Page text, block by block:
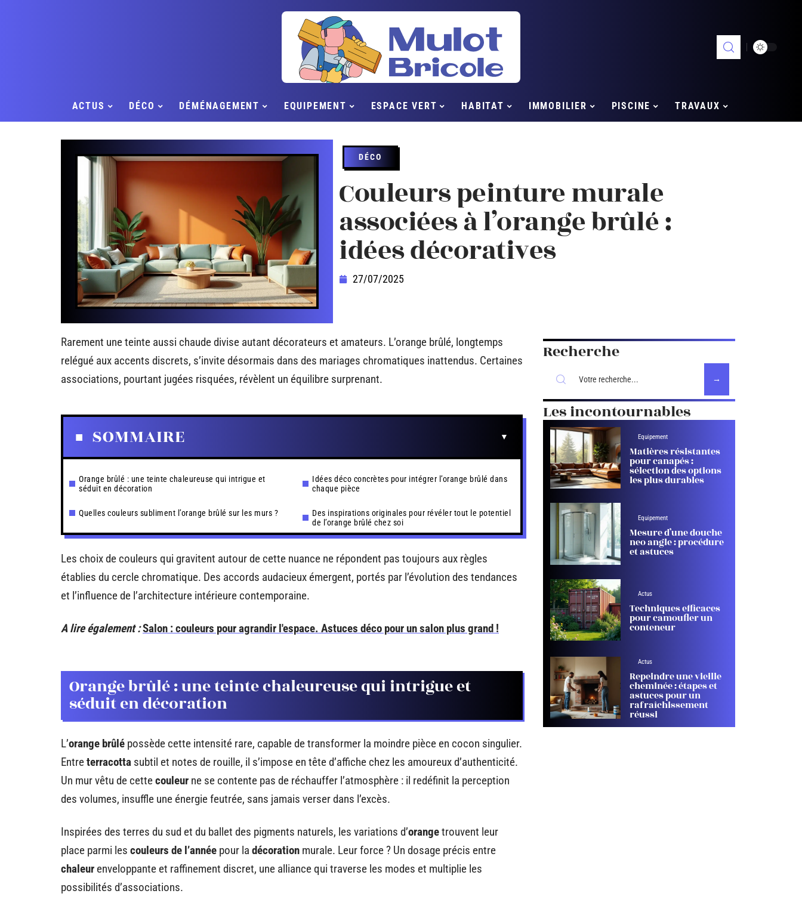
ACTUS DÉCO DÉMÉNAGEMENT EQUIPEMENT ESPACE VERT HABITAT IMMOBILIER PISCINE TRAVAUX
DÉCO
Couleurs peinture murale
associées à l’orange brûlé :
idées décoratives
27/07/2025
Rarement une teinte aussi chaude divise autant décorateurs et amateurs. L’orange brûlé, longtemps
relégué aux accents discrets, s’invite désormais dans des mariages chromatiques inattendus. Certaines
associations, pourtant jugées risquées, révèlent un équilibre surprenant.
SOMMAIRE
Orange brûlé : une teinte chaleureuse qui intrigue et
séduit en décoration
Quelles couleurs subliment l’orange brûlé sur les murs ?
Idées déco concrètes pour intégrer l’orange brûlé dans
chaque pièce
Des inspirations originales pour révéler tout le potentiel
de l’orange brûlé chez soi
Les choix de couleurs qui gravitent autour de cette nuance ne répondent pas toujours aux règles
établies du cercle chromatique. Des accords audacieux émergent, portés par l’évolution des tendances
et l’influence de l’architecture intérieure contemporaine.
A lire également :Salon : couleurs pour agrandir l'espace. Astuces déco pour un salon plus grand !
Orange brûlé : une teinte chaleureuse qui intrigue et
séduit en décoration
L’orange brûlé possède cette intensité rare, capable de transformer la moindre pièce en cocon singulier.
Entreterracotta subtil et notes de rouille, il s’impose en tête d’affiche chez les amoureux d’authenticité.
Un mur vêtu de cettecouleur ne se contente pas de réchauffer l’atmosphère : il redéfinit la perception
des volumes, insuffle une énergie feutrée, sans jamais verser dans l’excès.
Inspirées des terres du sud et du ballet des pigments naturels, les variations d’orangetrouvent leur
place parmi les couleurs de l’année pour la décoration murale. Leur force ? Un dosage précis entre
chaleur enveloppante et raffinement discret, une alliance qui traverse les modes et multiplie les
possibilités d’associations.
Recherche
Les incontournables
Equipement
Matières résistantes
pour canapés :
sélection des options
les plus durables
Equipement
Mesure d’une douche
neo angle : procédure
et astuces
Actus
Techniques efficaces
pour camoufler un
conteneur
Actus
Repeindre une vieille
cheminée : étapes et
astuces pour un
rafraîchissement
réussi